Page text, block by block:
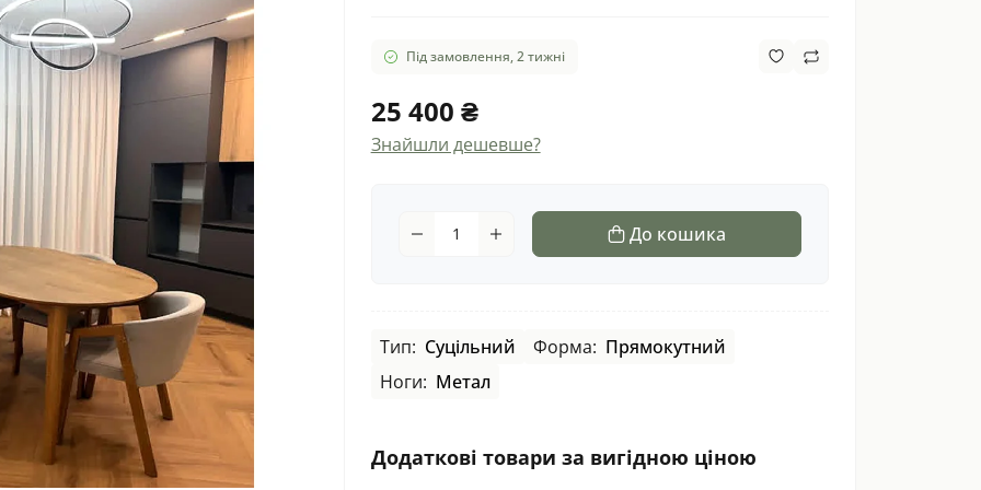
Під замовлення, 2 тижні
25 400 ₴
Знайшли дешевше?
До кошика
Тип: Суцільний Форма: Прямокутний
Ноги: Метал
Додаткові товари за вигідною ціною